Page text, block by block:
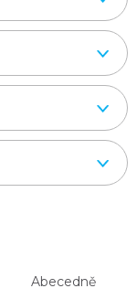
Abecedně